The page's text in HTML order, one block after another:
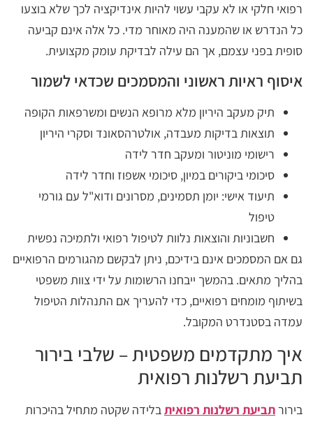
רפואי חלקי או לא עקבי עשוי להיות אינדיקציה לכך שלא בוצעו
כל הנדרש או שהמענה היה מאוחר מדי. כל אלה אינם קביעה
סופית בפני עצמם, אך הם עילה לבדיקת עומק מקצועית.
איסוף ראיות ראשוני והמסמכים שכדאי לשמור
תיק מעקב היריון מלא מרופא הנשים ומשרפאות הקופה
תוצאות בדיקות מעבדה, אולטרהסאונד וסקרי היריון
רישומי מוניטור ומעקב חדר לידה
סיכומי ביקורים במיון, סיכומי אשפוז וחדר לידה
תיעוד אישי: יומן תסמינים, מסרונים ודוא"ל עם גורמי
טיפול
חשבוניות והוצאות נלוות לטיפול רפואי ולתמיכה נפשית
גם אם המסמכים אינם בידיכם, ניתן לבקשם מהגורמים הרפואיים
בהליך מתאים. בהמשך ייבחנו הרשומות על ידי צוות משפטי
בשיתוף מומחים רפואיים, כדי להעריך אם התנהלות הטיפול
עמדה בסטנדרט המקובל.
איך מתקדמים משפטית – שלבי בירור
תביעת רשלנות רפואית
בירורתביעת רשלנות רפואיתבלידה שקטה מתחיל בהיכרות